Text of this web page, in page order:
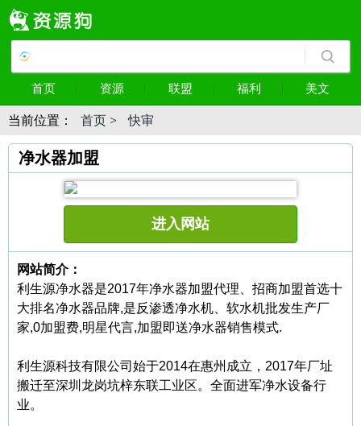
首页 资源 联盟 福利 美文
当前位置： 首页 > 快审
净水器加盟
进入网站
网站简介：
利生源净水器是2017年净水器加盟代理、招商加盟首选十
大排名净水器品牌,是反渗透净水机、软水机批发生产厂
家,0加盟费,明星代言,加盟即送净水器销售模式.
利生源科技有限公司始于2014在惠州成立，2017年厂址
搬迁至深圳龙岗坑梓东联工业区。全面进军净水设备行
业。